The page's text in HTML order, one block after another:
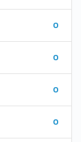
0
0
0
0